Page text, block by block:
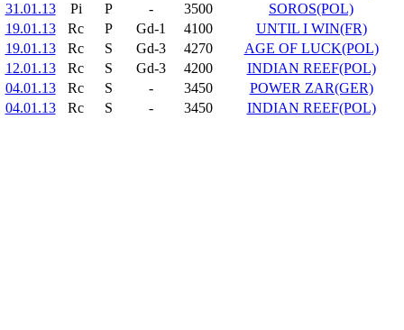
31.01.13
Pi P - 3500
SOROS(POL)
19.01.13
Rc P Gd-1 4100
UNTIL I WIN(FR)
19.01.13
Rc S Gd-3 4270
AGE OF LUCK(POL)
12.01.13
Rc S Gd-3 4200
INDIAN REEF(POL)
04.01.13
Rc S - 3450
POWER ZAR(GER)
04.01.13
Rc S - 3450 INDIAN REEF(POL)